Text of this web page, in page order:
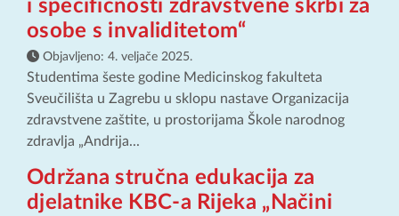
i specifičnosti zdravstvene skrbi za
osobe s invaliditetom“
Objavljeno: 4. veljače 2025.
Studentima šeste godine Medicinskog fakulteta
Sveučilišta u Zagrebu u sklopu nastave Organizacija
zdravstvene zaštite, u prostorijama Škole narodnog
zdravlja „Andrija...
Održana stručna edukacija za
djelatnike KBC-a Rijeka „Načini